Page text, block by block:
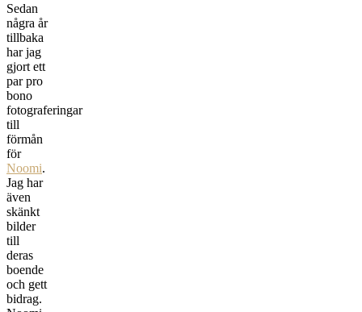
Sedan
några år
tillbaka
har jag
gjort ett
par pro
bono
fotograferingar
till
förmån
för
Noomi.
Jag har
även
skänkt
bilder
till
deras
boende
och gett
bidrag.